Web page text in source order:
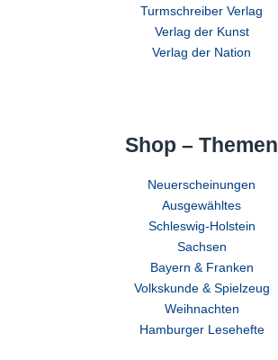
Turmschreiber Verlag
Verlag der Kunst
Verlag der Nation
Shop – Themen
Neuerscheinungen
Ausgewähltes
Schleswig-Holstein
Sachsen
Bayern & Franken
Volkskunde & Spielzeug
Weihnachten
Hamburger Lesehefte